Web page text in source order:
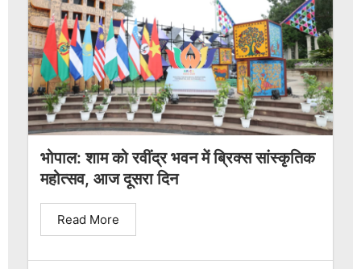
भोपाल: शाम को रवींद्र भवन में ब्रिक्स सांस्कृतिक
महोत्सव, आज दूसरा दिन
Read More